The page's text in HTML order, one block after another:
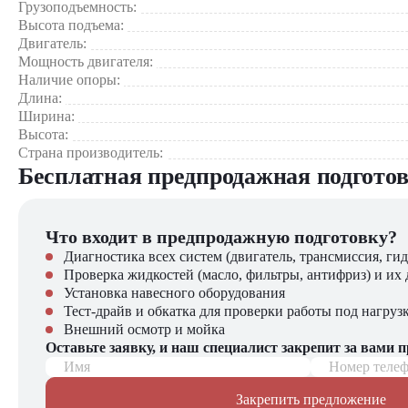
Универсальность
Сферы применения:
Строительстве – подача материалов на высоту,
Сельском хозяйстве – работа с кормами, удобрениями,
Складской логистике – погрузочно-разгрузочные работы,
Промышленности – транспортировка оборудования и
Коммунальном хозяйстве – работы по благоустройству
Компания "ЦТО", как официальный дилер Merlo,
Новые машины с полной заводской гарантией
Профессиональное сервисное обслуживание
Гибкие условия приобретения (лизинг, кредит)
В нашем каталоге вы также найдете:
Широкий ассортимент навесного оборудования
Складскую и вилочную технику
Профессиональные консультации по подбору техники
"ЦТО" – ваш надежный партнер в мире профессиональной
Грузоподъемность:
Высота подъема:
Двигатель:
Мощность двигателя:
Наличие опоры:
Длина:
Ширина:
Высота:
Страна производитель:
Бесплатная предпродажная
Что входит в предпродажную подготовку?
Диагностика всех систем (двигатель, трансмиссия,
Проверка жидкостей (масло, фильтры, антифриз) и их
Установка навесного оборудования
Тест-драйв и обкатка для проверки работы под
Внешний осмотр и мойка
Оставьте заявку, и наш специалист закрепит за вами
Имя
Номер
Закрепить предложение